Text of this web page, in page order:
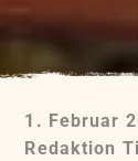
1. Februar
Redaktion